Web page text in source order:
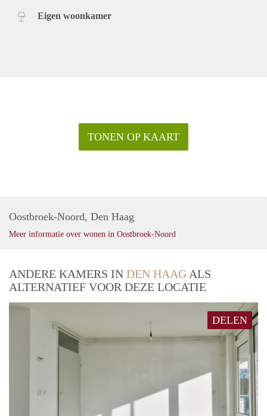
Eigen woonkamer
TONEN OP KAART
Oostbroek-Noord, Den Haag
Meer informatie over wonen in Oostbroek-Noord
ANDERE KAMERS IN DEN HAAG ALS
ALTERNATIEF VOOR DEZE LOCATIE
DELEN